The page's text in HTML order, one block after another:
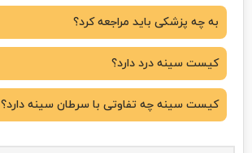
به چه پزشکی باید مراجعه کرد؟
کیست سینه درد دارد؟
کیست سینه چه تفاوتی با سرطان سینه دارد؟